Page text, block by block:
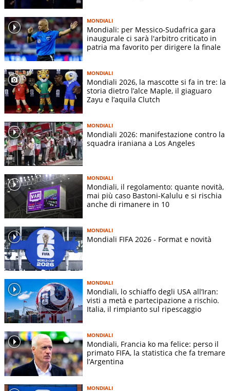
MONDIALI
Mondiali: per Messico-Sudafrica gara
inaugurale ci sarà l'arbitro criticato in
patria ma favorito per dirigere la finale
MONDIALI
Mondiali 2026, la mascotte si fa in tre: la
storia dietro l’alce Maple, il giaguaro
Zayu e l’aquila Clutch
MONDIALI
Mondiali 2026: manifestazione contro la
squadra iraniana a Los Angeles
MONDIALI
Mondiali, il regolamento: quante novità,
mai più caso Bastoni-Kalulu e si rischia
anche di rimanere in 10
MONDIALI
Mondiali FIFA 2026 - Format e novità
MONDIALI
Mondiali, lo schiaffo degli USA all’Iran:
visti a metà e partecipazione a rischio.
Italia, il rimpianto sul ripescaggio
MONDIALI
Mondiali, Francia ko ma felice: perso il
primato FIFA, la statistica che fa tremare
l’Argentina
MONDIALI